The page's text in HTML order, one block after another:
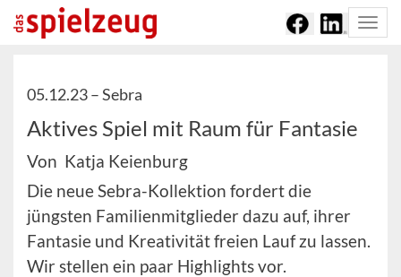
05.12.23 –Sebra
Aktives Spiel mit Raum für Fantasie
Von Katja Keienburg
Die neue Sebra-Kollektion fordert die
jüngsten Familienmitglieder dazu auf, ihrer
Fantasie und Kreativität freien Lauf zu lassen.
Wir stellen ein paar Highlights vor.